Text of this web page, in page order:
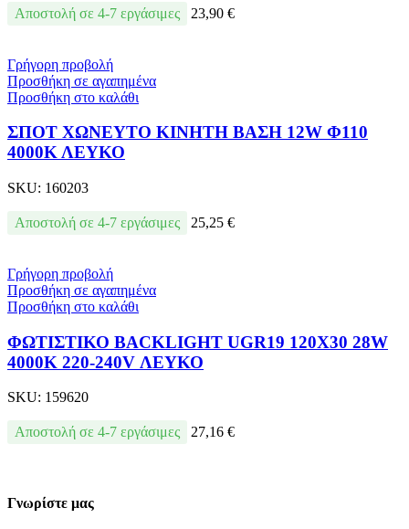
Αποστολή σε 4-7 εργάσιμες 23,90 €
Γρήγορη προβολή
Προσθήκη σε αγαπημένα
Προσθήκη στο καλάθι
ΣΠΟΤ ΧΩΝΕΥΤΟ ΚΙΝΗΤΗ ΒΑΣΗ 12W Φ110
4000Κ ΛΕΥΚΟ
SKU: 160203
Αποστολή σε 4-7 εργάσιμες 25,25 €
Γρήγορη προβολή
Προσθήκη σε αγαπημένα
Προσθήκη στο καλάθι
ΦΩΤΙΣΤΙΚΟ BACKLIGΗΤ UGR19 120X30 28W
4000Κ 220-240V ΛΕΥΚΟ
SKU: 159620
Αποστολή σε 4-7 εργάσιμες 27,16 €
Γνωρίστε μας